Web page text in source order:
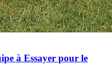
à Essayer pour le